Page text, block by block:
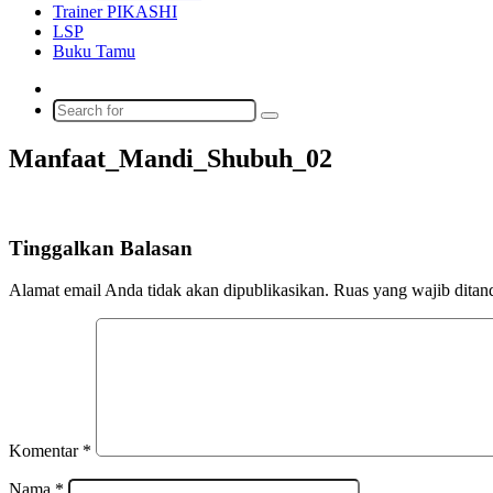
Trainer PIKASHI
LSP
Buku Tamu
skin
Search
Manfaat_Mandi_Shubuh_02
Tinggalkan Balasan
Alamat email Anda tidak akan dipublikasikan. Ruas yang wajib
Komentar *